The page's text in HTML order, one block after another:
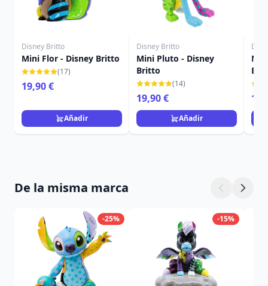
Disney Britto
Mini Flor - Disney Britto
(17)
19,90 €
Añadir
Disney Britto
Mini Pluto - Disney
Britto
(14)
19,90 €
Añadir
De la misma marca
-25% -15%